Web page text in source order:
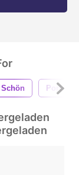
Schön Porträt